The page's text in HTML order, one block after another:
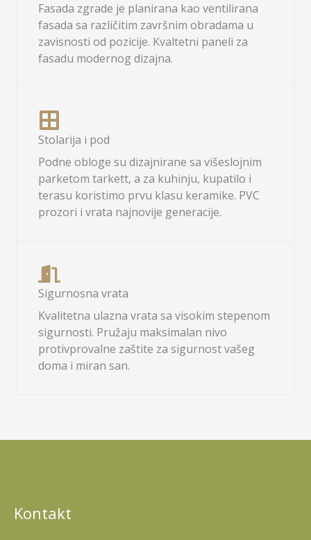
Fasada zgrade je planirana kao ventilirana
fasada sa različitim završnim obradama u
zavisnosti od pozicije. Kvaltetni paneli za
fasadu modernog dizajna.
Stolarija i pod
Podne obloge su dizajnirane sa višeslojnim
parketom tarkett, a za kuhinju, kupatilo i
terasu koristimo prvu klasu keramike. PVC
prozori i vrata najnovije generacije.
Sigurnosna vrata
Kvalitetna ulazna vrata sa visokim stepenom
sigurnosti. Pružaju maksimalan nivo
protivprovalne zaštite za sigurnost vašeg
doma i miran san.
Kontakt